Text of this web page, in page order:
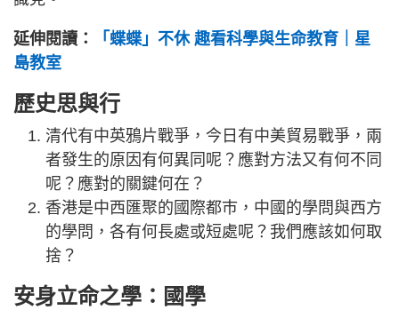
延伸閱讀：
「蝶蝶」不休 趣看科學與生命教育｜星
島教室
歷史思與行
清代有中英鴉片戰爭，今日有中美貿易戰爭，兩
者發生的原因有何異同呢？應對方法又有何不同
呢？應對的關鍵何在？
香港是中西匯聚的國際都巿，中國的學問與西方
的學問，各有何長處或短處呢？我們應該如何取
捨？
安身立命之學：國學